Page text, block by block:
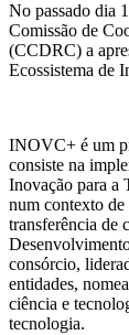
No passado dia
Comissão de
(CCDRC) a
Ecossistema de
INOVC+ é um
consiste na
Inovação para a
num contexto de
transferência de
consórcio,
entidades,
ciência e
tecnologia.